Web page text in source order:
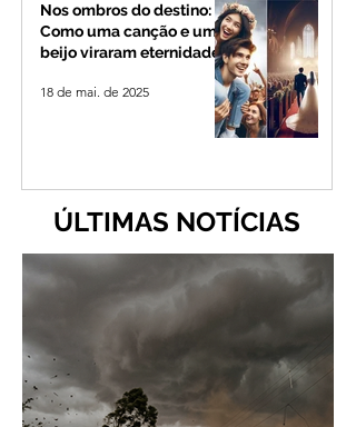
Nos ombros do destino:
Como uma canção e um
beijo viraram eternidade
18 de mai. de 2025
ÚLTIMAS NOTÍCIAS